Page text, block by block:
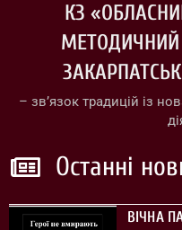
КЗ
МЕТОДИЧНИЙ
– зв’язок традицій із
Останні
ВІЧНА